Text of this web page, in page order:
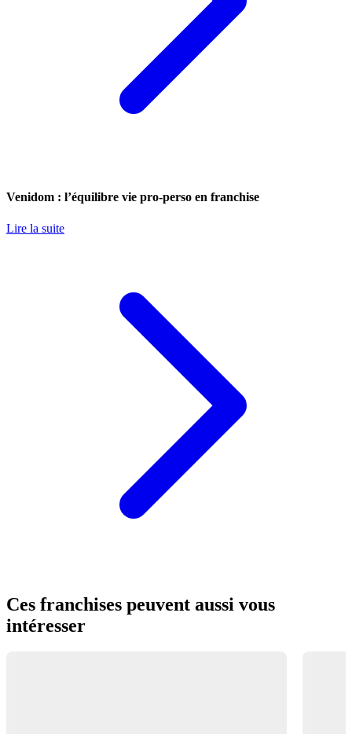
Venidom : l’équilibre vie pro-perso en franchise
Lire la suite
Ces franchises peuvent aussi vous
intéresser